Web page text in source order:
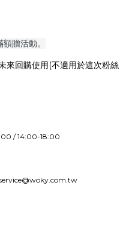
贈活動。
來回購使用(不適用於這次粉絲
/ 14:00-18:00